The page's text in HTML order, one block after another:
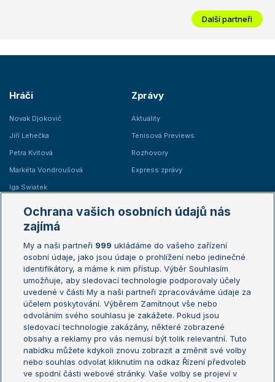
Další partneři
Hráči
Novak Djokovič
Jiří Lehečka
Petra Kvitová
Markéta Vondroušová
Iga Swiatek
Zprávy
Aktuality
Tenisová Previews
Rozhovory
Express zprávy
Žebříčky
Žebříček ATP (muži)
Žebříček WTA (ženy)
Sázkařský žebříček
Australian Open
French Open
Wimbledon
US Open
Turnaj mistrů
Turnaj mistryň
Aktualní trendy
Fotbalové přestupy
Ochrana vašich osobních údajů nás
zajímá
My a naši partneři 999 ukládáme do vašeho zařízení
osobní údaje, jako jsou údaje o prohlížení nebo jedinečné
identifikátory, a máme k nim přístup. Výběr Souhlasím
umožňuje, aby sledovací technologie podporovaly účely
uvedené v části My a naši partneři zpracováváme údaje za
účelem poskytování. Výběrem Zamítnout vše nebo
odvoláním svého souhlasu je zakážete. Pokud jsou
sledovací technologie zakázány, některé zobrazené
obsahy a reklamy pro vás nemusí být tolik relevantní. Tuto
nabídku můžete kdykoli znovu zobrazit a změnit své volby
nebo souhlas odvolat kliknutím na odkaz Řízení předvoleb
ve spodní části webové stránky. Vaše volby se projeví v